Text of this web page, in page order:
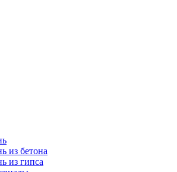
из бетона
из гипса